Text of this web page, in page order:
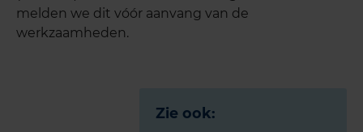
melden we dit vóór aanvang van de
werkzaamheden.
Zie ook: